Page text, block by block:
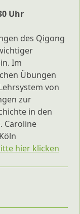
Uhr
des Qigong
Im
Übungen
von
zur
in den
Caroline
hier klicken